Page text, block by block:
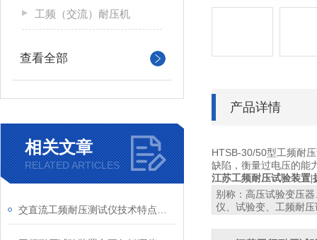
工频（交流）耐压机
查看全部
相关文章
RELATED ARTICLES
产品详情
HTSB-30/50型工频耐
缺陷，衡量过电压的能
江苏工频耐压试验装置|
别称：高压试验变压
仪、试验变、工频耐